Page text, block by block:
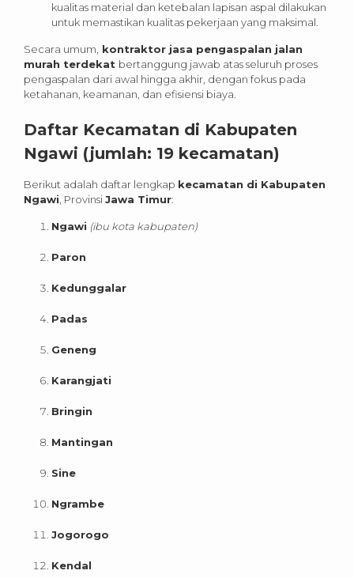
kualitas material dan ketebalan lapisan aspal dilakukan
untuk memastikan kualitas pekerjaan yang maksimal.
Secara umum, kontraktor jasa pengaspalan jalan
murah terdekat bertanggung jawab atas seluruh proses
pengaspalan dari awal hingga akhir, dengan fokus pada
ketahanan, keamanan, dan efisiensi biaya.
Daftar Kecamatan di Kabupaten
Ngawi (jumlah: 19 kecamatan)
Berikut adalah daftar lengkap kecamatan di Kabupaten
Ngawi , ProvinsiJawa Timur:
Ngawi (ibu kota kabupaten)
Paron
Kedunggalar
Padas
Geneng
Karangjati
Bringin
Mantingan
Sine
Ngrambe
Jogorogo
Kendal